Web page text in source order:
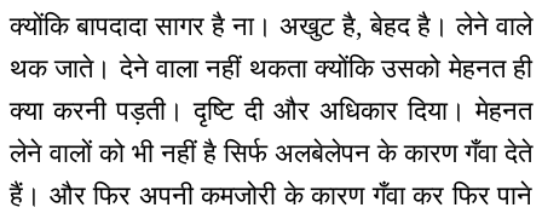
क्योंकि बापदादा सागर है ना। अखुट है, बेहद है। लेने वाले
थक जाते। देने वाला नहीं थकता क्योंकि उसको मेहनत ही
क्या करनी पड़ती। दृष्टि दी और अधिकार दिया। मेहनत
लेने वालों को भी नहीं है सिर्फ अलबेलेपन के कारण गँवा देते
हैं। और फिर अपनी कमजोरी के कारण गँवा कर फिर पाने